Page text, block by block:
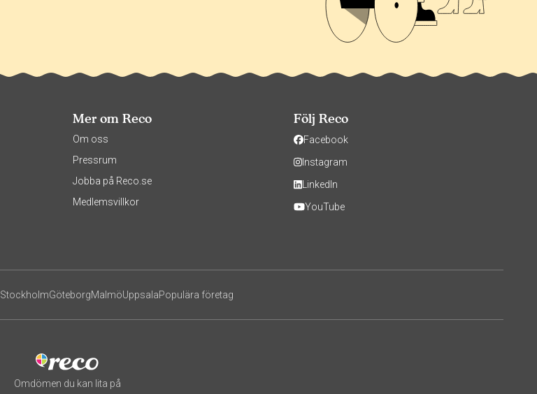
Mer om Reco
Om oss
Pressrum
Jobba på Reco.se
Medlemsvillkor
Följ Reco
Facebook
Instagram
LinkedIn
YouTube
StockholmGöteborgMalmöUppsalaPopulära företag
Omdömen du kan lita på